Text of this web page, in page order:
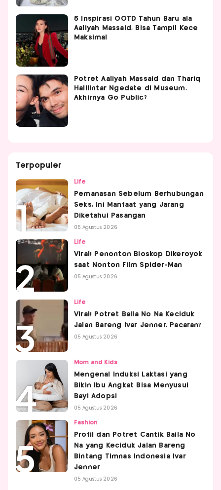
5 Inspirasi OOTD Tahun Baru ala
Aaliyah Massaid, Bisa Tampil Kece
Maksimal
Potret Aaliyah Massaid dan Thariq
Halilintar Ngedate di Museum,
Akhirnya Go Public?
Terpopuler
Life
Pemanasan Sebelum Berhubungan
Seks, Ini Manfaat yang Jarang
Diketahui Pasangan
05 Agustus 2026
Life
Viral! Penonton Bioskop Dikeroyok
saat Nonton Film Spider-Man
05 Agustus 2026
Life
Viral! Potret Baila No Na Keciduk
Jalan Bareng Ivar Jenner, Pacaran?
05 Agustus 2026
Mom and Kids
Mengenal Induksi Laktasi yang
Bikin Ibu Angkat Bisa Menyusui
Bayi Adopsi
05 Agustus 2026
Fashion
Profil dan Potret Cantik Baila No
Na yang Keciduk Jalan Bareng
Bintang Timnas Indonesia Ivar
Jenner
05 Agustus 2026